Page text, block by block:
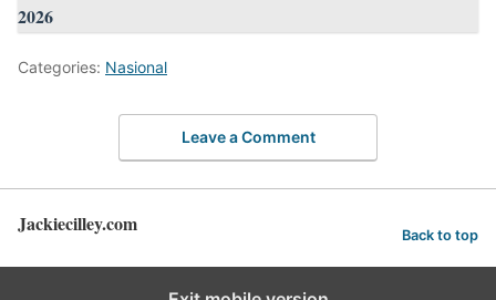
2026
Categories: Nasional
Leave a Comment
Jackiecilley.com Back to top